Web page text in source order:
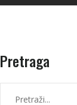
Pretraga